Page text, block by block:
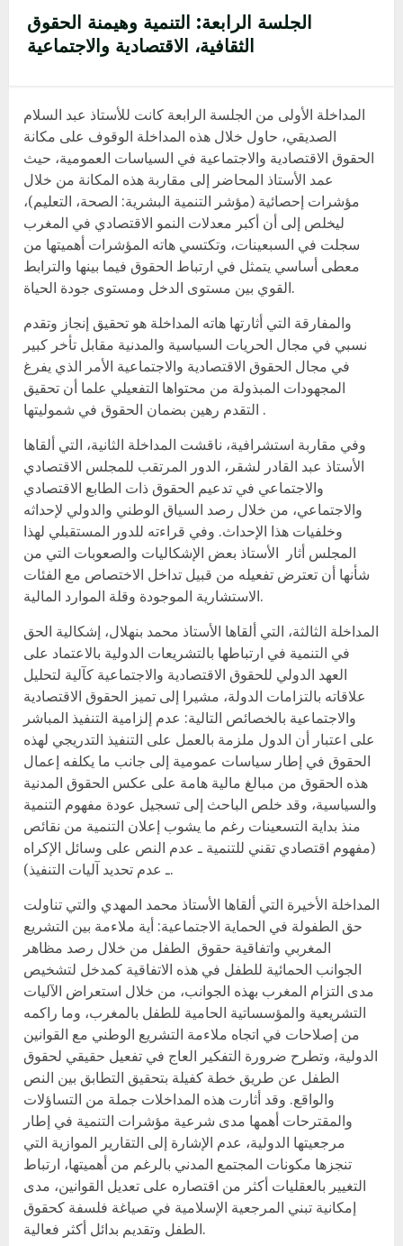
الجلسة الرابعة: التنمية وهيمنة الحقوق
الثقافية، الاقتصادية والاجتماعية
المداخلة الأولى من الجلسة الرابعة كانت للأستاذ عبد السلام
الصديقي، حاول خلال هذه المداخلة الوقوف على مكانة
الحقوق الاقتصادية والاجتماعية في السياسات العمومية، حيث
عمد الأستاذ المحاضر إلى مقاربة هذه المكانة من خلال
مؤشرات إحصائية (مؤشر التنمية البشرية: الصحة، التعليم)،
ليخلص إلى أن أكبر معدلات النمو الاقتصادي في المغرب
سجلت في السبعينات، وتكتسي هاته المؤشرات أهميتها من
معطى أساسي يتمثل في ارتباط الحقوق فيما بينها والترابط
القوي بين مستوى الدخل ومستوى جودة الحياة.
والمفارقة التي أثارتها هاته المداخلة هو تحقيق إنجاز وتقدم
نسبي في مجال الحريات السياسية والمدنية مقابل تأخر كبير
في مجال الحقوق الاقتصادية والاجتماعية الأمر الذي يفرغ
المجهودات المبذولة من محتواها التفعيلي علما أن تحقيق
التقدم رهين بضمان الحقوق في شموليتها .
وفي مقاربة استشرافية، ناقشت المداخلة الثانية، التي ألقاها
الأستاذ عبد القادر لشقر، الدور المرتقب للمجلس الاقتصادي
والاجتماعي في تدعيم الحقوق ذات الطابع الاقتصادي
والاجتماعي، من خلال رصد السياق الوطني والدولي لإحداثه
وخلفيات هذا الإحداث. وفي قراءته للدور المستقبلي لهذا
المجلس أثار الأستاذ بعض الإشكاليات والصعوبات التي من
شأنها أن تعترض تفعيله من قبيل تداخل الاختصاص مع الفئات
الاستشارية الموجودة وقلة الموارد المالية.
المداخلة الثالثة، التي ألقاها الأستاذ محمد بنهلال، إشكالية الحق
في التنمية في ارتباطها بالتشريعات الدولية بالاعتماد على
العهد الدولي للحقوق الاقتصادية والاجتماعية كآلية لتحليل
علاقاته بالتزامات الدولة، مشيرا إلى تميز الحقوق الاقتصادية
والاجتماعية بالخصائص التالية: عدم إلزامية التنفيذ المباشر
على اعتبار أن الدول ملزمة بالعمل على التنفيذ التدريجي لهذه
الحقوق في إطار سياسات عمومية إلى جانب ما يكلفه إعمال
هذه الحقوق من مبالغ مالية هامة على عكس الحقوق المدنية
والسياسية، وقد خلص الباحث إلى تسجيل عودة مفهوم التنمية
منذ بداية التسعينات رغم ما يشوب إعلان التنمية من نقائص
(مفهوم اقتصادي تقني للتنمية ـ عدم النص على وسائل الإكراه
ـ عدم تحديد آليات التنفيذ).
المداخلة الأخيرة التي ألقاها الأستاذ محمد المهدي والتي تناولت
حق الطفولة في الحماية الاجتماعية: أية ملاءمة بين التشريع
المغربي واتفاقية حقوق الطفل من خلال رصد مظاهر
الجوانب الحمائية للطفل في هذه الاتفاقية كمدخل لتشخيص
مدى التزام المغرب بهذه الجوانب، من خلال استعراض الآليات
التشريعية والمؤسساتية الحامية للطفل بالمغرب، وما راكمه
من إصلاحات في اتجاه ملاءمة التشريع الوطني مع القوانين
الدولية، وتطرح ضرورة التفكير العاج في تفعيل حقيقي لحقوق
الطفل عن طريق خطة كفيلة بتحقيق التطابق بين النص
والواقع. وقد أثارت هذه المداخلات جملة من التساؤلات
والمقترحات أهمها مدى شرعية مؤشرات التنمية في إطار
مرجعيتها الدولية، عدم الإشارة إلى التقارير الموازية التي
تنجزها مكونات المجتمع المدني بالرغم من أهميتها، ارتباط
التغيير بالعقليات أكثر من اقتصاره على تعديل القوانين، مدى
إمكانية تبني المرجعية الإسلامية في صياغة فلسفة كحقوق
الطفل وتقديم بدائل أكثر فعالية.